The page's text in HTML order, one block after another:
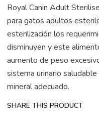
Royal Canin Adult
para gatos adultos
esterilización los
disminuyen y este
aumento de peso
sistema urinario
mineral adecuado.
SHARE THIS PRODUCT